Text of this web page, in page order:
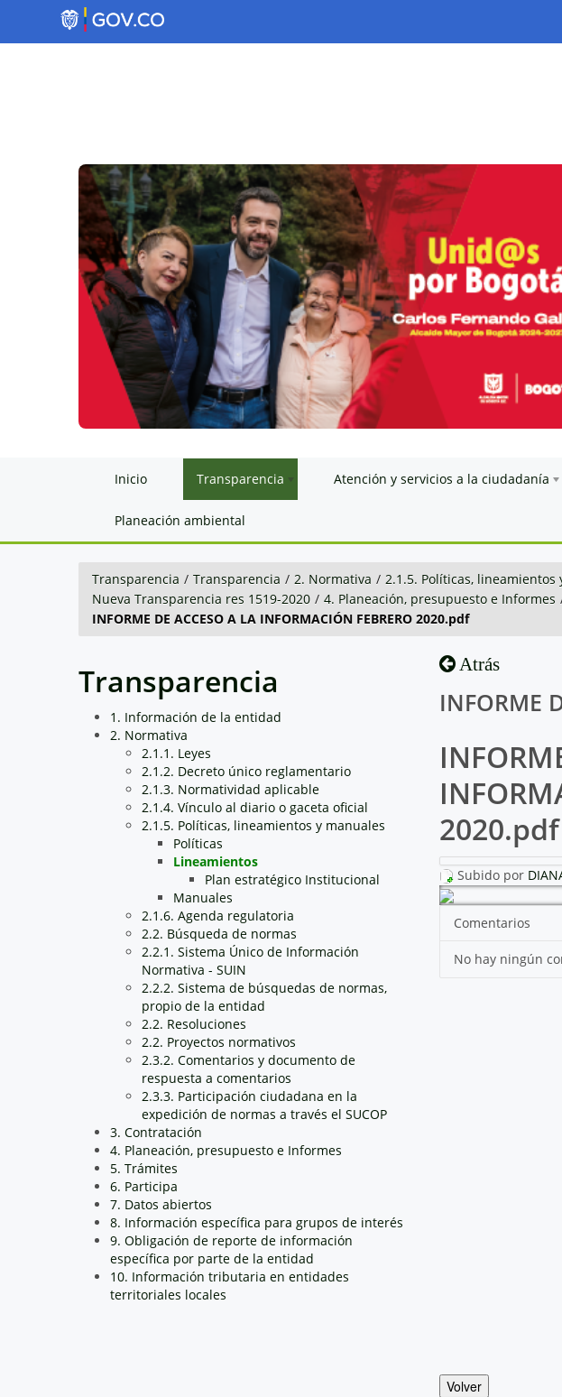
Inicio Transparencia Atención y servicios a la ciudadanía
Planeación ambiental
Transparencia / Transparencia / 2. Normativa / 2.1.5. Políticas, lineamientos
Nueva Transparencia res 1519-2020 / 4. Planeación, presupuesto e Informes
INFORME DE ACCESO A LA INFORMACIÓN FEBRERO 2020.pdf
Transparencia
1. Información de la entidad
2. Normativa
2.1.1. Leyes
2.1.2. Decreto único reglamentario
2.1.3. Normatividad aplicable
2.1.4. Vínculo al diario o gaceta oficial
2.1.5. Políticas, lineamientos y manuales
Políticas
Lineamientos
Plan estratégico Institucional
Manuales
2.1.6. Agenda regulatoria
2.2. Búsqueda de normas
2.2.1. Sistema Único de Información
Normativa - SUIN
2.2.2. Sistema de búsquedas de normas,
propio de la entidad
2.2. Resoluciones
2.2. Proyectos normativos
2.3.2. Comentarios y documento de
respuesta a comentarios
2.3.3. Participación ciudadana en la
expedición de normas a través el SUCOP
3. Contratación
4. Planeación, presupuesto e Informes
5. Trámites
6. Participa
7. Datos abiertos
8. Información específica para grupos de interés
9. Obligación de reporte de información
específica por parte de la entidad
10. Información tributaria en entidades
territoriales locales
Atrás
INFORME
Subido por
Comentarios
No hay ningún
Volver